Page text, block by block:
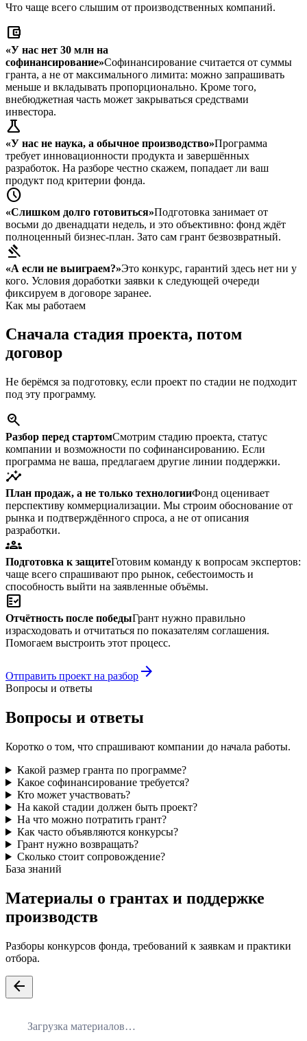
Что чаще всего слышим от производственных компаний.
account_balance_wallet
«У нас нет 30 млн на
софинансирование»Софинансирование считается от суммы
гранта, а не от максимального лимита: можно запрашивать
меньше и вкладывать пропорционально. Кроме того,
внебюджетная часть может закрываться средствами
инвестора.
science
«У нас не наука, а обычное производство»Программа
требует инновационности продукта и завершённых
разработок. На разборе честно скажем, попадает ли ваш
продукт под критерии фонда.
schedule
«Слишком долго готовиться»Подготовка занимает от
восьми до двенадцати недель, и это объективно: фонд ждёт
полноценный бизнес-план. Зато сам грант безвозвратный.
gavel
«А если не выиграем?»Это конкурс, гарантий здесь нет ни у
кого. Условия доработки заявки к следующей очереди
фиксируем в договоре заранее.
Как мы работаем
Сначала стадия проекта, потом
договор
Не берёмся за подготовку, если проект по стадии не подходит
под эту программу.
search_check
Разбор перед стартомСмотрим стадию проекта, статус
компании и возможности по софинансированию. Если
программа не ваша, предлагаем другие линии поддержки.
insights
План продаж, а не только технологииФонд оценивает
перспективу коммерциализации. Мы строим обоснование от
рынка и подтверждённого спроса, а не от описания
разработки.
groups
Подготовка к защитеГотовим команду к вопросам экспертов:
чаще всего спрашивают про рынок, себестоимость и
способность выйти на заявленные объёмы.
fact_check
Отчётность после победыГрант нужно правильно
израсходовать и отчитаться по показателям соглашения.
Помогаем выстроить этот процесс.
Отправить проект на разбор arrow_forward
Вопросы и ответы
Вопросы и ответы
Коротко о том, что спрашивают компании до начала работы.
Какой размер гранта по программе?
Какое софинансирование требуется?
Кто может участвовать?
На какой стадии должен быть проект?
На что можно потратить грант?
Как часто объявляются конкурсы?
Грант нужно возвращать?
Сколько стоит сопровождение?
База знаний
Материалы о грантах и поддержке
производств
Разборы конкурсов фонда, требований к заявкам и практики
отбора.
arrow_back
Загрузка материалов…